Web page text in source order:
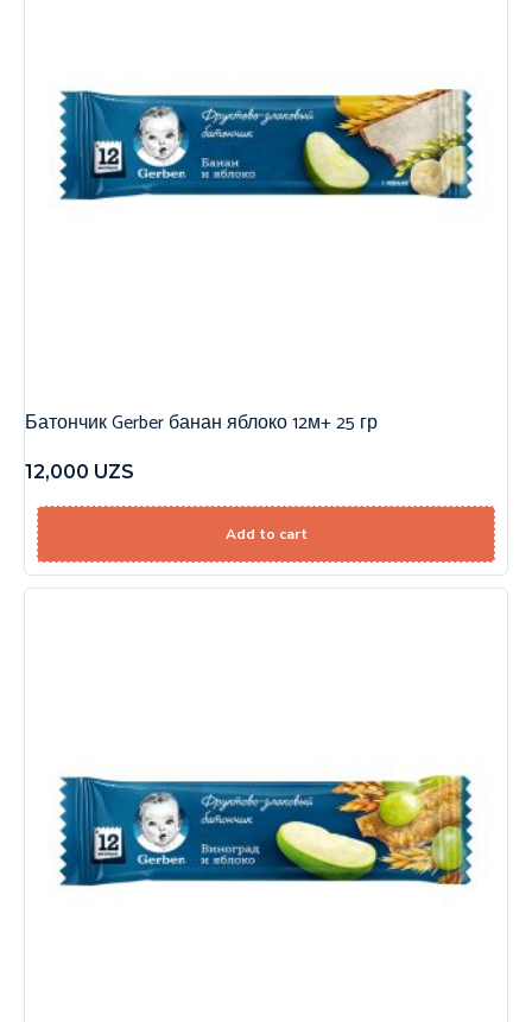
Батончик Gerber банан яблоко 12м+ 25 гр
12,000 UZS
Add to cart